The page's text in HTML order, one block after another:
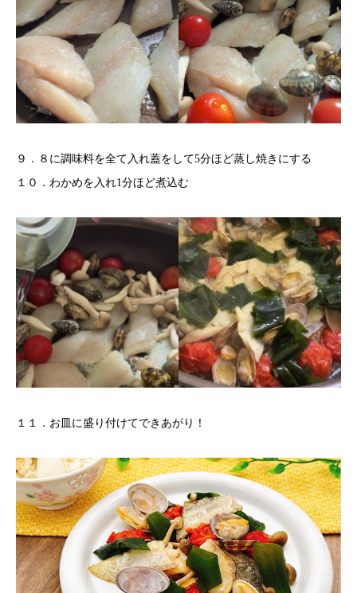
９．８に調味料を全て入れ蓋をして5分ほど蒸し焼きにする
１０．わかめを入れ1分ほど煮込む
１１．お皿に盛り付けてできあがり！